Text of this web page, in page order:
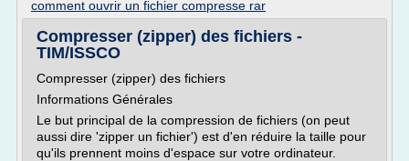
comment ouvrir un fichier compresse rar
Compresser (zipper) des fichiers -
TIM/ISSCO
Compresser (zipper) des fichiers
Informations Générales
Le but principal de la compression de fichiers (on peut
aussi dire 'zipper un fichier') est d'en réduire la taille pour
qu'ils prennent moins d'espace sur votre ordinateur.